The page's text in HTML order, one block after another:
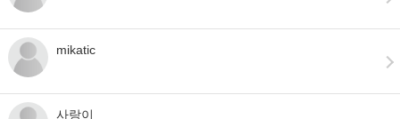
mikatic
사랑이